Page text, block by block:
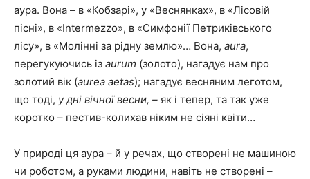
аура. Вона – в «Кобзарі», у «Веснянках», в «Лісовій
пісні», в «Intermezzo», в «Симфонії Петриківського
лісу», в «Молінні за рідну землю»… Вона, aura,
перегукуючись із aurum (золото), нагадує нам про
золотий вік (aurea aetas); нагадує весняним леготом,
що тоді, у дні вічної весни, – як і тепер, та так уже
коротко – пестив-колихав ніким не сіяні квіти…
У природі ця аура – й у речах, що створені не машиною
чи роботом, а руками людини, навіть не створені –